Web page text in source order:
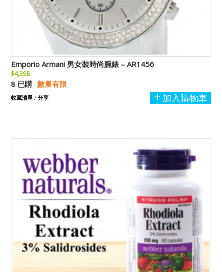
Emporio Armani 男女裝時尚腕錶 – AR1456
$4,398
8 已購 數量有限
加入購物車
收藏清單 / 分享